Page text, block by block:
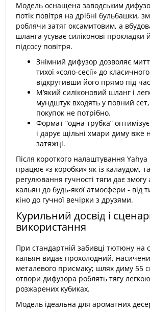
Модель оснащена заводським
потік повітря на дрібні бульбашки,
роблячи затяг оксамитовим, а
шланга усуває силіконові прокладки
підсосу повітря.
Знімний дифузор дозволяє
тихої «соло-сесії» до
відкрутивши його прямо під
М’який силіконовий шланг і
мундштук входять у повний
покупок не потрібно.
Формат “одна трубка”
і дарує щільні хмари диму вже
затяжці.
Після короткого налаштування
працює «з коробки» як із калаудом,
регулювання гучності тяги дає змогу
кальян до будь-якої атмосфери - від
кіно до гучної вечірки з друзями.
Курильний досвід і
використання
При стандартній забивці тютюну на
кальян видає прохолодний,
металевого присмаку; шлях диму 55
отвори дифузора роблять тягу
розжарених кубиках.
Модель ідеальна для ароматних